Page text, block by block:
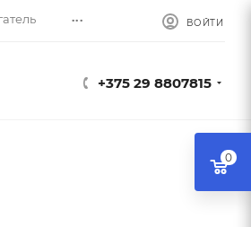
... ВОЙТИ
+375 29 8807815
0